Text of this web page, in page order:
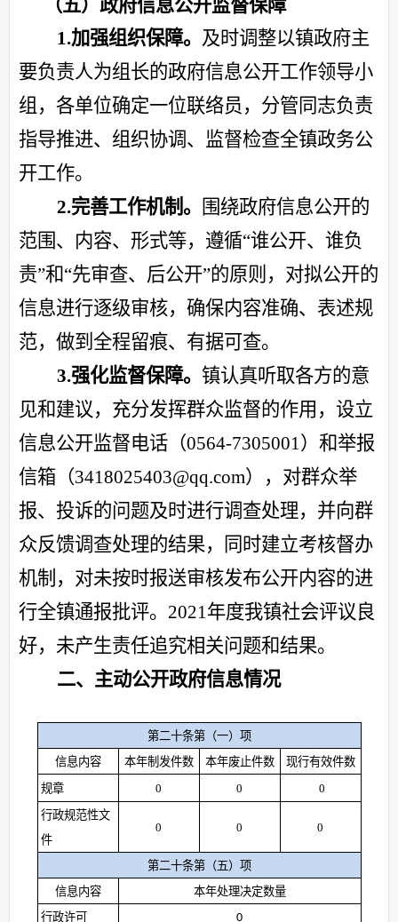
（五）政府信息公开监督保障
1.加强组织保障。 及时调整以镇政府主
要负责人为组长的政府信息公开工作领导小
组，各单位确定一位联络员，分管同志负责
指导推进、组织协调、监督检查全镇政务公
开工作。
2.完善工作机制。
围绕政府信息公开的
范围、内容、形式等，遵循“谁公开、谁负
责”和“先审查、后公开”的原则，对拟公开的
信息进行逐级审核，确保内容准确、表述规
范，做到全程留痕、有据可查。
3.强化监督保障。 镇认真听取各方的意
见和建议，充分发挥群众监督的作用，设立
信息公开监督电话（0564-7305001）和举报
信箱（3418025403@qq.com），对群众举
报、投诉的问题及时进行调查处理，并向群
众反馈调查处理的结果，同时建立考核督办
机制，对未按时报送审核发布公开内容的进
行全镇通报批评。2021年度我镇社会评议良
好，未产生责任追究相关问题和结果。
二、主动公开政府信息情况
第二十条第（一）项
信息内容
本年制发件数 本年废止件数 现行有效件数
规章
0 0
0
行政规范性文
件
0 0 0
第二十条第（五）项
信息内容
本年处理决定数量
行政许可
0